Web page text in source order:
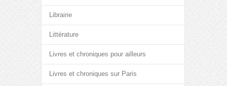
Librairie
Littérature
Livres et chroniques pour ailleurs
Livres et chroniques sur Paris